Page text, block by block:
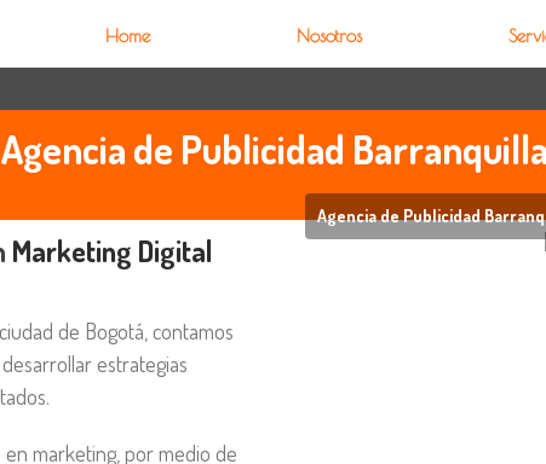
Home Nosotros
Agencia de Publicidad Barranquilla
Marketing Digital
de Bogotá, contamos
estrategias
marketing, por medio de
Agencia de Publicidad